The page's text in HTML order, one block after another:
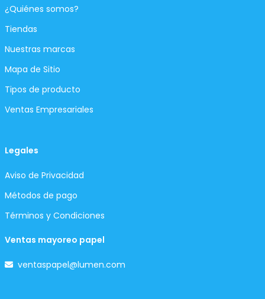
¿Quiénes somos?
Tiendas
Nuestras marcas
Mapa de Sitio
Tipos de producto
Ventas Empresariales
Legales
Aviso de Privacidad
Métodos de pago
Términos y Condiciones
Ventas mayoreo papel
ventaspapel@lumen.com